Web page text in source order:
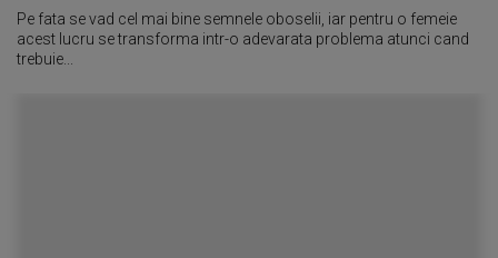
Pe fata se vad cel mai bine semnele oboselii, iar pentru o femeie
acest lucru se transforma intr-o adevarata problema atunci cand
trebuie...